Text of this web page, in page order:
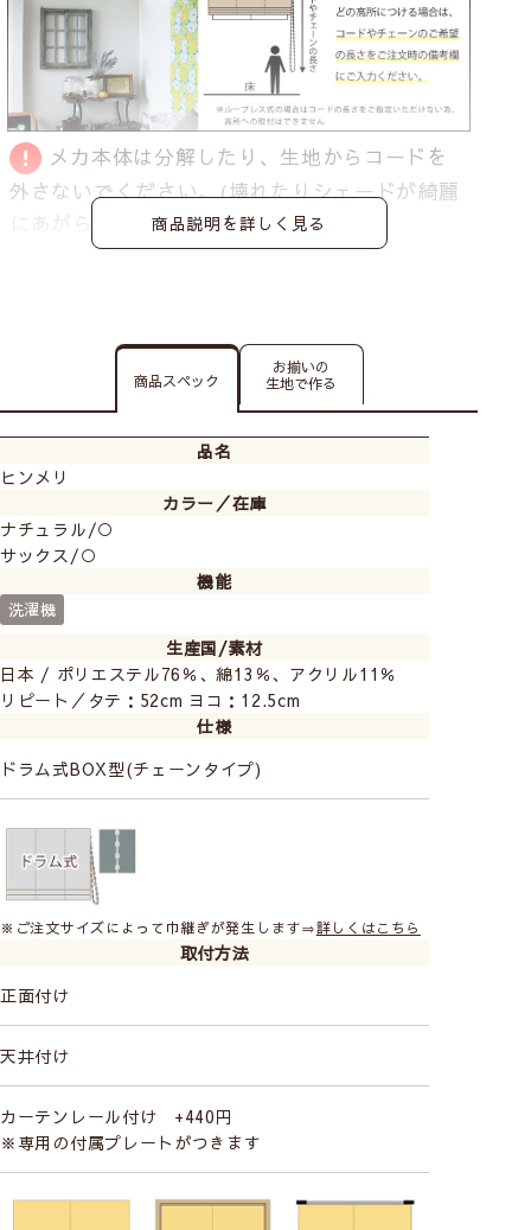
メカ本体は分解したり、生地からコードを
外さないでください。(壊れたりシェードが綺麗
にあがらなくなる恐れがあります)
商品説明を詳しく見る
商品スペック
お揃いの
生地で作る
品名
ヒンメリ
カラー／在庫
ナチュラル/○
サックス/○
機能
洗濯機
生産国/素材
日本 / ポリエステル76％、綿13％、アクリル11％
リピート／タテ：52cm ヨコ：12.5cm
仕様
ドラム式BOX型(チェーンタイプ)
※ご注文サイズによって巾継ぎが発生します⇒詳しくはこちら
取付方法
正面付け
天井付け
カーテンレール付け +440円
※専用の付属プレートがつきます